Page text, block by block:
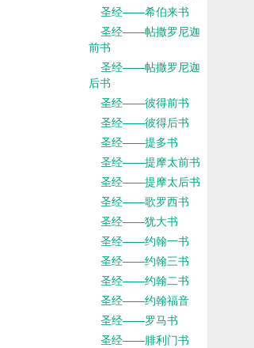
圣经——希伯来书
圣经——帖撒罗尼迦
前书
圣经——帖撒罗尼迦
后书
圣经——彼得前书
圣经——彼得后书
圣经——提多书
圣经——提摩太前书
圣经——提摩太后书
圣经——歌罗西书
圣经——犹大书
圣经——约翰一书
圣经——约翰三书
圣经——约翰二书
圣经——约翰福音
圣经——罗马书
圣经——腓利门书